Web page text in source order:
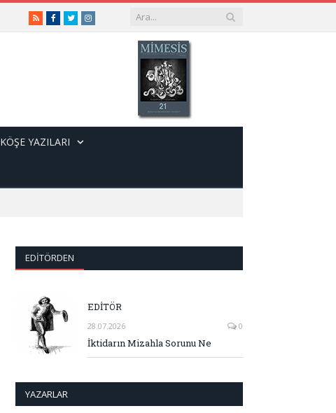
RSSFacebook
TwitterInstagram
KÖŞE YAZILARI
EDITÖRDEN
EDİTÖR
28.07.2026 0
İktidarın Mizahla Sorunu Ne
YAZARLAR